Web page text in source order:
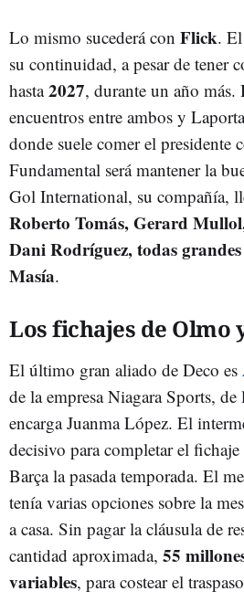
Lo mismo sucederá con Flick.
su continuidad, a pesar de tener
hasta2027, durante un año más.
encuentros entre ambos y
donde suele comer el presidente
Fundamental será mantener la
Gol International, su compañía,
Roberto Tomás, Gerard
Dani Rodríguez, todas
Masía.
Los fichajes de Olmo
El último gran aliado de Deco es
de la empresa Niagara Sports,
encarga Juanma López. El
decisivo para completar el fichaje
Barça la pasada temporada. El
tenía varias opciones sobre la
a casa. Sin pagar la cláusula de
cantidad aproximada, 55
variables, para costear el